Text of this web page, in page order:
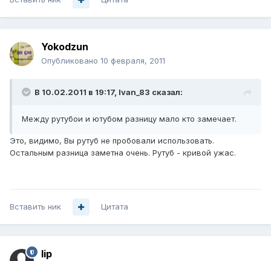
Yokodzun
Опубликовано 10 февраля, 2011
В 10.02.2011 в 19:17, Ivan_83 сказал:
Между рутубои и ютубом разницу мало кто замечает.
Это, видимо, Вы рутуб не пробовали использовать.
Остальным разница заметна очень. Рутуб - кривой ужас.
Вставить ник Цитата
lip